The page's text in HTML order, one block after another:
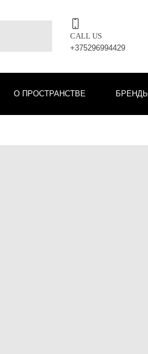
CALL US
+375296994429
О ПРОСТРАНСТВЕ БРЕНДЫ